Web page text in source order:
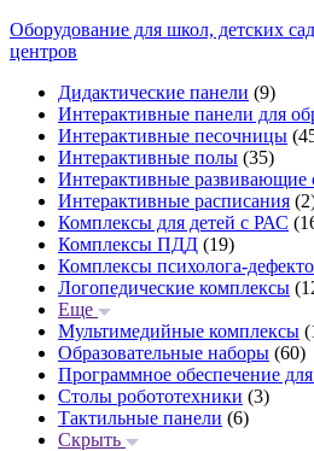
Оборудование для школ, детских
центров
Дидактические панели (9)
Интерактивные панели для
Интерактивные песочницы
Интерактивные полы (35)
Интерактивные развивающие
Интерактивные расписания
Комплексы для детей с РАС
Комплексы ПДД (19)
Комплексы психолога-
Логопедические комплексы
Еще
Мультимедийные комплексы
Образовательные наборы (60)
Программное обеспечение
Столы робототехники (3)
Тактильные панели (6)
Скрыть